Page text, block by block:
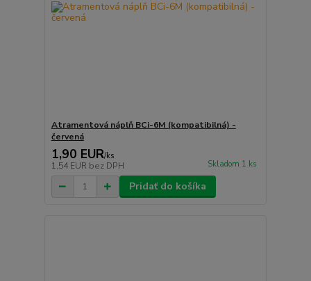
Atramentová náplň BCi-6M (kompatibilná) -
červená
1,90 EUR/ks
1,54 EUR bez DPH Skladom 1 ks
Pridať do košíka